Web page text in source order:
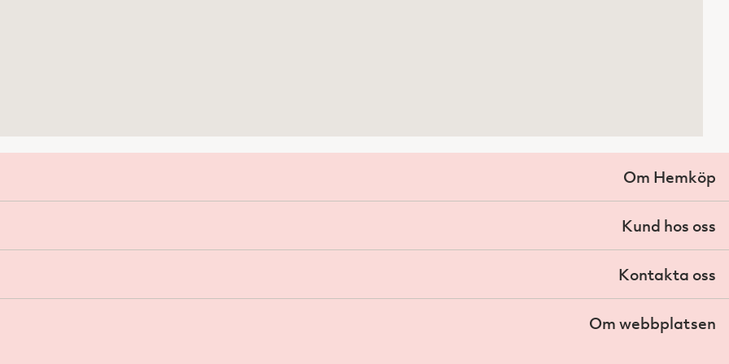
Om Hemköp
Kund hos oss
Kontakta oss
Om webbplatsen